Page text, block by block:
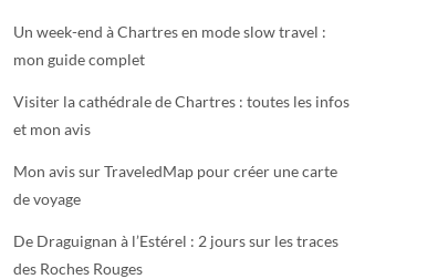
Un week-end à Chartres en mode slow travel :
mon guide complet
Visiter la cathédrale de Chartres : toutes les infos
et mon avis
Mon avis sur TraveledMap pour créer une carte
de voyage
De Draguignan à l’Estérel : 2 jours sur les traces
des Roches Rouges